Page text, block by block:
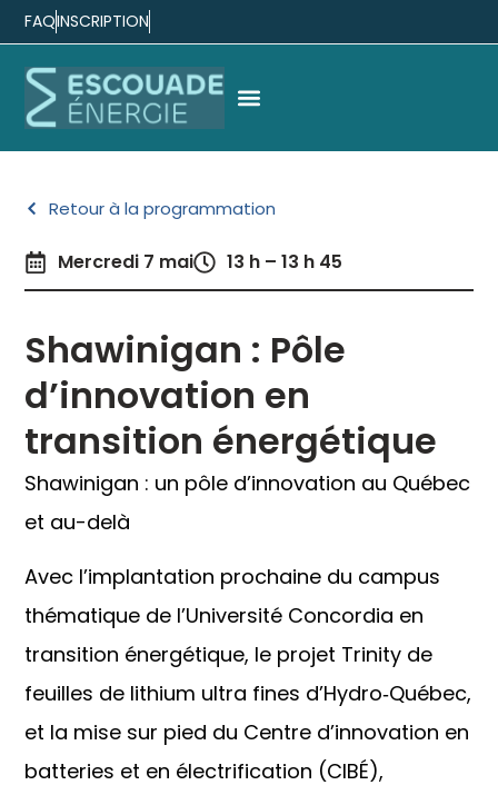
FAQINSCRIPTION
Retour à la programmation
Mercredi 7 mai 13 h – 13 h 45
Shawinigan : Pôle
d’innovation en
transition énergétique
Shawinigan : un pôle d’innovation au Québec
et au-delà
Avec l’implantation prochaine du campus
thématique de l’Université Concordia en
transition énergétique, le projet Trinity de
feuilles de lithium ultra fines d’Hydro‑Québec,
et la mise sur pied du Centre d’innovation en
batteries et en électrification (CIBÉ),